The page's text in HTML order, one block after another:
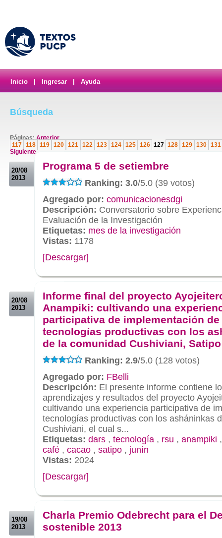
Inicio Ingresar Ayuda
Búsqueda
Páginas:Anterior
117 118 119 120 121 122 123 124 125 126 127 128 129 130 131
Siguiente
20/08
2013
.
Programa 5 de setiembre
Ranking: 3.0/5.0 (39 votos)
Agregado por: comunicacionesdgi
Descripción: Conversatorio sobre
Evaluación de la Investigación
Etiquetas: mes de la investigación
Vistas: 1178
[Descargar]
20/08
2013
Informe final del proyecto
Anampiki: cultivando una
participativa de implementación de
tecnologías productivas con los
de la comunidad Cushiviani, Satipo
Ranking: 2.9/5.0 (128 votos)
Agregado por: FBelli
Descripción: El presente informe contiene
aprendizajes y resultados del proyecto
cultivando una experiencia participativa de
tecnologías productivas con los asháninkas
Cushiviani, el cual s...
Etiquetas: dars , tecnología , rsu , anampiki
café , cacao , satipo , junín
Vistas: 2024
[Descargar]
19/08
2013
Charla Premio Odebrecht para el
sostenible 2013